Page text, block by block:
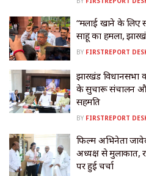
“मलाई खाने के लिए
साहू का हमला,
BY FIRSTREPORT
झारखंड विधानसभा
के सुचारू संचालन और
सहमति
BY FIRSTREPORT
फिल्म अभिनेता
अध्यक्ष से मुलाकात,
पर हुई चर्चा